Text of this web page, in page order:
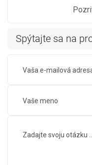
Spýtajte sa na